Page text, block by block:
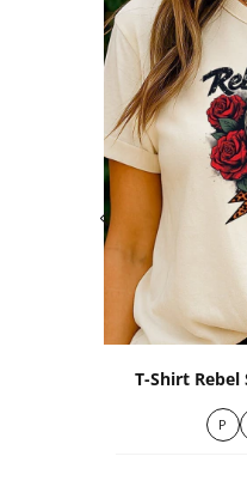
T-Shirt Rebel
P